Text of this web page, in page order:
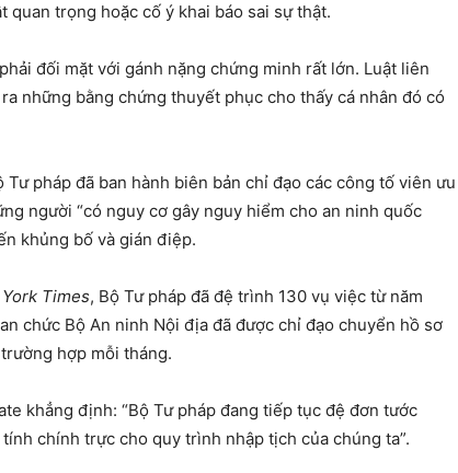
quan trọng hoặc cố ý khai báo sai sự thật.
đối mặt với gánh nặng chứng minh rất lớn. Luật liên
những bằng chứng thuyết phục cho thấy cá nhân đó có
Tư pháp đã ban hành biên bản chỉ đạo các công tố viên ưu
người “có nguy cơ gây nguy hiểm cho an ninh quốc
khủng bố và gián điệp.
Times, Bộ Tư pháp đã đệ trình 130 vụ việc từ năm
chức Bộ An ninh Nội địa đã được chỉ đạo chuyển hồ sơ
hợp mỗi tháng.
khẳng định: “Bộ Tư pháp đang tiếp tục đệ đơn tước
chính trực cho quy trình nhập tịch của chúng ta”.